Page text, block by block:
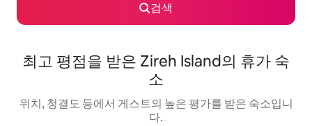
검색
최고 평점을 받은 Zireh Island의 휴가 숙
소
위치, 청결도 등에서 게스트의 높은 평가를 받은 숙소입니
다.